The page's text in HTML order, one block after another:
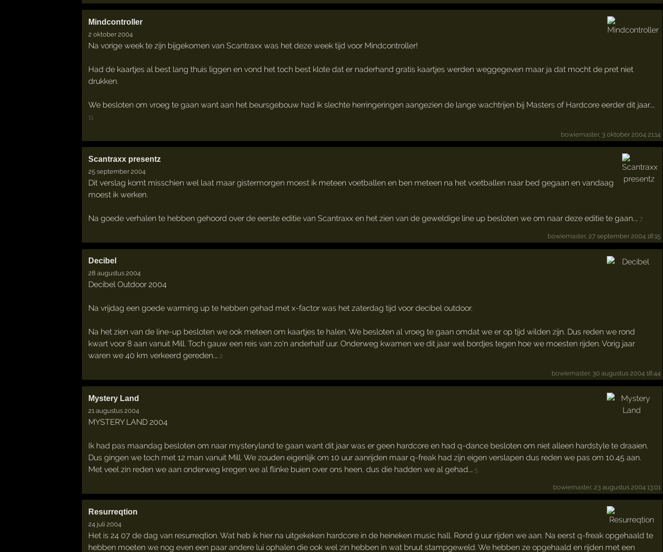
Mindcontroller
2 oktober 2004
Na vorige week te zijn bijgekomen van Scantraxx was het deze week tijd voor Mindcontroller!
Had de kaartjes al best lang thuis liggen en vond het toch best klote dat er naderhand gratis kaartjes werden weggegeven maar ja dat mocht de pret niet
drukken.
We besloten om vroeg te gaan want aan het beursgebouw had ik slechte herringeringen aangezien de lange wachtrijen bij Masters of Hardcore eerder dit jaar.…
11
bowiemaster, 3 oktober 2004 21:14
Scantraxx presentz
25 september 2004
Dit verslag komt misschien wel laat maar gistermorgen moest ik meteen voetballen en ben meteen na het voetballen naar bed gegaan en vandaag
moest ik werken.
Na goede verhalen te hebben gehoord over de eerste editie van Scantraxx en het zien van de geweldige line up besloten we om naar deze editie te gaan.… 7
bowiemaster, 27 september 2004 18:15
Decibel
28 augustus 2004
Decibel Outdoor 2004
Na vrijdag een goede warming up te hebben gehad met x-factor was het zaterdag tijd voor decibel outdoor.
Na het zien van de line-up besloten we ook meteen om kaartjes te halen. We besloten al vroeg te gaan omdat we er op tijd wilden zijn. Dus reden we rond
kwart voor 8 aan vanuit Mill. Toch gauw een reis van zo'n anderhalf uur. Onderweg kwamen we dit jaar wel bordjes tegen hoe we moesten rijden. Vorig jaar
waren we 40 km verkeerd gereden.… 2
bowiemaster, 30 augustus 2004 18:44
Mystery Land
21 augustus 2004
MYSTERY LAND 2004
Ik had pas maandag besloten om naar mysteryland te gaan want dit jaar was er geen hardcore en had q-dance besloten om niet alleen hardstyle te draaien.
Dus gingen we toch met 12 man vanuit Mill. We zouden eigenlijk om 10 uur aanrijden maar q-freak had zijn eigen verslapen dus reden we pas om 10.45 aan.
Met veel zin reden we aan onderweg kregen we al flinke buien over ons heen, dus die hadden we al gehad.… 5
bowiemaster, 23 augustus 2004 13:01
Resurreqtion
24 juli 2004
Het is 24 07 de dag van resurreqtion. Wat heb ik hier na uitgekeken hardcore in de heineken music hall. Rond 9 uur rijden we aan. Na eerst q-freak opgehaald te
hebben moeten we nog even een paar andere lui ophalen die ook wel zin hebben in wat bruut stampgeweld. We hebben ze opgehaald en rijden met een